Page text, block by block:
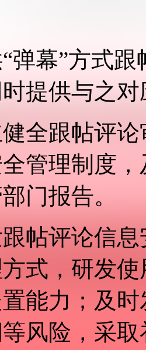
“弹幕”方式
提供与之
健全跟帖评
管理制度
门报告。
跟帖评论信
式，研发
能力；及
风险，采